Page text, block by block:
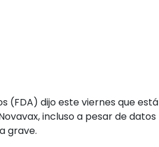
(FDA) dijo este viernes que está
incluso a pesar de datos
grave.